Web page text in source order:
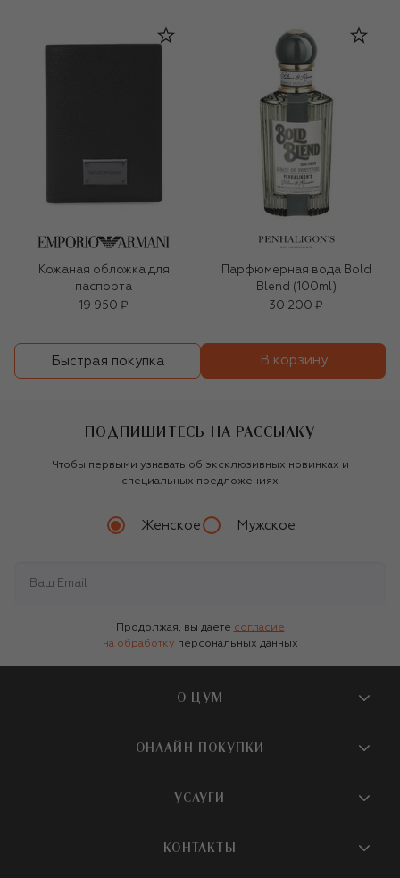
Кожаная обложка для
паспорта
19 950 ₽
Парфюмерная вода Bold
Blend (100ml)
30 200 ₽
Быстрая покупка В корзину
ПОДПИШИТЕСЬ НА РАССЫЛКУ
Чтобы первыми узнавать об эксклюзивных новинках и
специальных предложениях
Женское Мужское
Продолжая, вы даете согласие
на обработку персональных данных
О ЦУМ
О магазине
Бутики и ПВЗ ЦУМ
ОНЛАЙН ПОКУПКИ
Доставка
УСЛУГИ
КОНТАКТЫ